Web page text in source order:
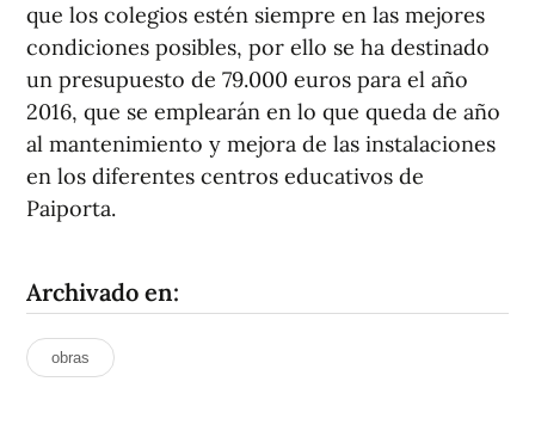
que los colegios estén siempre en las mejores
condiciones posibles, por ello se ha destinado
un presupuesto de 79.000 euros para el año
2016, que se emplearán en lo que queda de año
al mantenimiento y mejora de las instalaciones
en los diferentes centros educativos de
Paiporta.
Archivado en:
obras